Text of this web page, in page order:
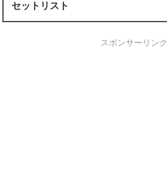
セットリスト
スポンサーリンク